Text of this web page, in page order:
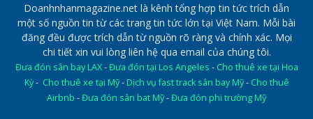
Doanhnhanmagazine.net là kênh tổng hợp tin tức trích dẫn
một số nguồn tin từ các trang tin tức lớn tại Việt Nam. Mỗi bài
đăng đều được trích dẫn từ nguồn rõ ràng và chính xác. Mọi
chi tiết xin vui lòng liên hệ qua email của chúng tôi.
Đưa đón sân bay LAX-Đưa đón tại Los Angeles - Cho thuê xe tại Hoa
Kỳ- Cho thuê xe tại Mỹ- Dịch vụ fast track sân bay Mỹ- Cho thuê
Airbnb -Đưa đón sân bat Mỹ-Đưa đón phi trường Mỹ